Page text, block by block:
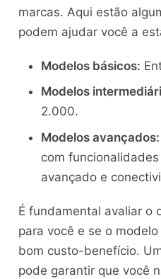
marcas. Aqui estão
podem ajudar você a
Modelos básicos:
Modelos
2.000.
Modelos avançados:
com
avançado e
É fundamental avaliar o
para você e se o
bom custo-benefício.
pode garantir que você